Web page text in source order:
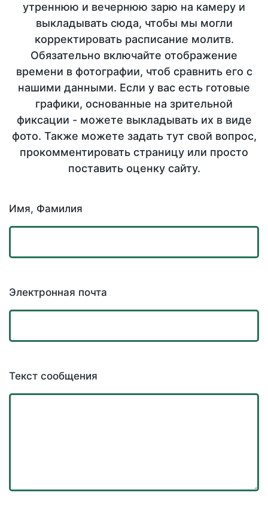
утреннюю и вечернюю зарю на камеру и
выкладывать сюда, чтобы мы могли
корректировать расписание молитв.
Обязательно включайте отображение
времени в фотографии, чтоб сравнить его с
нашими данными. Если у вас есть готовые
графики, основанные на зрительной
фиксации - можете выкладывать их в виде
фото. Также можете задать тут свой вопрос,
прокомментировать страницу или просто
поставить оценку сайту.
Имя, Фамилия
Электронная почта
Текст сообщения